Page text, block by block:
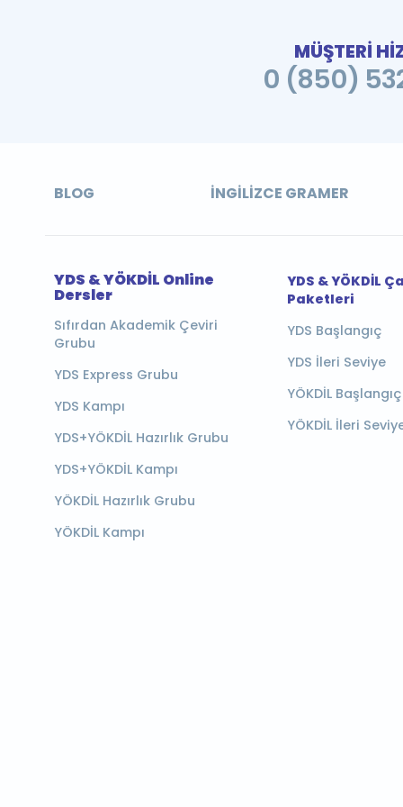
MÜŞTERİ
0 (850)
BLOG İNGILIZCE GRAMER
YDS & YÖKDİL Online
Dersler
Sıfırdan Akademik Çeviri
Grubu
YDS Express Grubu
YDS Kampı
YDS+YÖKDİL Hazırlık Grubu
YDS+YÖKDİL Kampı
YÖKDİL Hazırlık Grubu
YÖKDİL Kampı
YDS & YÖKDİL
Paketleri
YDS Başlangıç
YDS İleri Seviye
YÖKDİL Başlangıç
YÖKDİL İleri